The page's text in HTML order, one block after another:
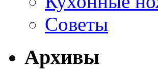
Советы
Архивы